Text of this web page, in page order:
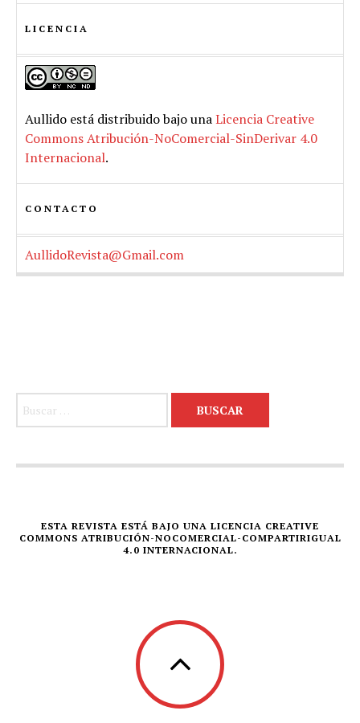
LICENCIA
Aullido está distribuido bajo unaLicencia Creative
Commons Atribución-NoComercial-SinDerivar 4.0
Internacional.
CONTACTO
AullidoRevista@Gmail.com
ESTA REVISTA ESTÁ BAJO UNA LICENCIA CREATIVE
COMMONS ATRIBUCIÓN-NOCOMERCIAL-COMPARTIRIGUAL
4.0 INTERNACIONAL.